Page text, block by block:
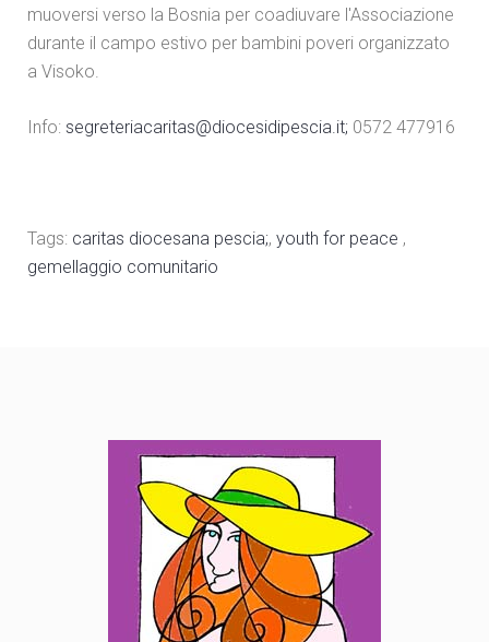
muoversi verso la Bosnia per coadiuvare l'Associazione
durante il campo estivo per bambini poveri organizzato
a Visoko.
Info: segreteriacaritas@diocesidipescia.it; 0572 477916
Tags: caritas diocesana pescia;, youth for peace ,
gemellaggio comunitario